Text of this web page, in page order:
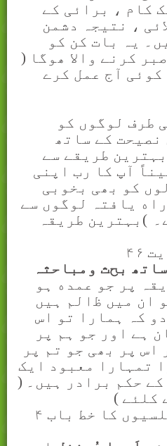
کام ، برائی کے
، نتيجہ دشمن
يہ بات کن کو
کرنے والا ھوگا (
آج عمل کرے
طرف لوگوں کو
نصیحت کے ساتھ
بہترین طریقے سے
آپ کا رب اپنی
کو بھی بخوبی
یافتہ لوگوں سے
( بہترين طريقہ
۴۶
بحﺚ ومباحثہ
پر جو عمده ہو
ان میں ﻇ الم ہیں
دو کہ ہمارا تو اس
ہے اور جو ہم پر
اس پر بھی جو تم پر
تمہارا معبود ایک
کے حکم برادر ہیں۔ (
کلئے )
کا خط باب ۴